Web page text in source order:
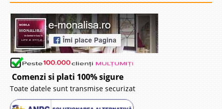
Comenzi si plati 100% sigure
Toate datele sunt transmise securizat